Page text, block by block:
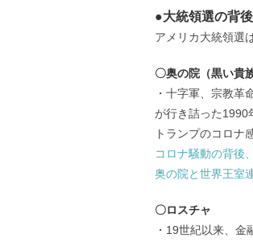
●大統領選の背
アメリカ大統領選
〇奥の院（黒い貴
・十字軍、宗教
が行き詰った1990
トランプのコロナ
コロナ騒動の背後
奥の院と世界王室
〇ロスチャ
・19世紀以来、